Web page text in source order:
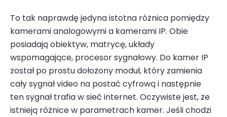
To tak naprawdę jedyna istotna różnica pomiędzy
kamerami analogowymia kamerami IP. Obie
posiadają obiektyw, matrycę, układy
wspomagające, procesor sygnałowy. Do kamer IP
został po prostu dołożony moduł, który zamienia
cały sygnał video na postać cyfrową i następnie
ten sygnał trafia w sieć internet. Oczywiste jest, że
istnieją różnice w parametrach kamer. Jeśli chodzi